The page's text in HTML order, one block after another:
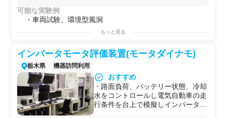
可能な実験例
・車両試験、環境型風洞
もっと見る
インバータモータ評価装置(モータダイナモ)
栃木県 機器訪問利用
おすすめ
・路面負荷、バッテリー状態、冷却
水をコントロールし電気自動車の走
行条件を台上で模擬しインバータ、